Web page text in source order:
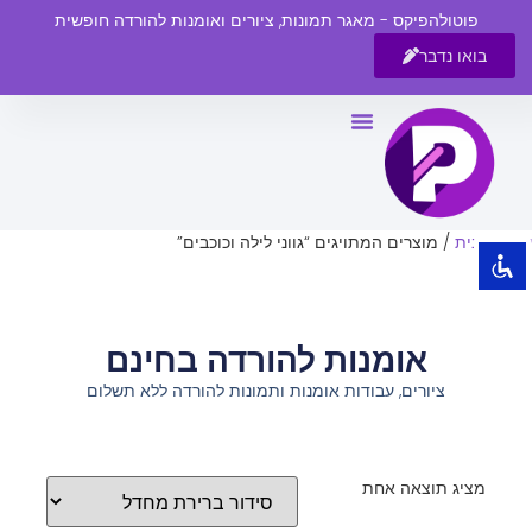
visibility_off השבת את ההבזקים
title סמן כותרות
צבע רקע
zoom_out
הקטנת גופן
הגדלת גופן
ניגודיות בהירה
פוטולהפיקס - מאגר תמונות, ציורים ואומנות להורדה חופשית
בואו נדבר
עמוד הבית / מוצרים המתויגים “גווני לילה וכוכבים”
אומנות להורדה בחינם
ציורים, עבודות אומנות ותמונות להורדה ללא תשלום
מציג תוצאה אחת